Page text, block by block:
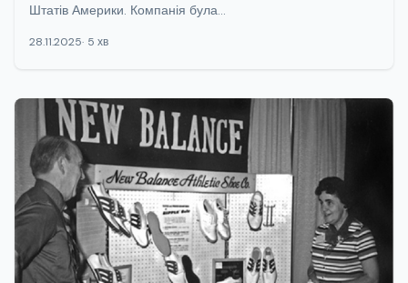
Штатів Америки. Компанія була...
28.11.2025 5 хв